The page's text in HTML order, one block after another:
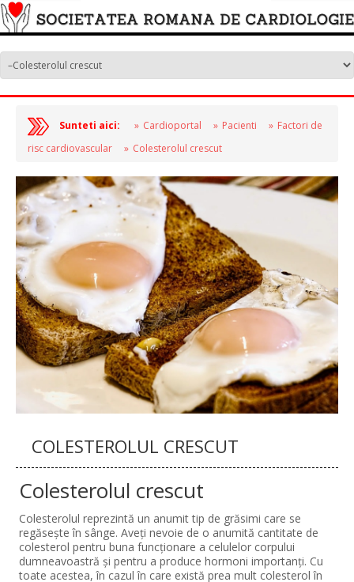
Sunteti aici: Cardioportal Pacienti
Factori de
risc cardiovascular
Colesterolul crescut
COLESTEROLUL CRESCUT
Colesterolul crescut
Colesterolul reprezintă un anumit tip de grăsimi care se
regăseşte în sânge. Aveţi nevoie de o anumită cantitate de
colesterol pentru buna funcţionare a celulelor corpului
dumneavoastră şi pentru a produce hormoni importanţi. Cu
toate acestea, în cazul în care există prea mult colesterol în